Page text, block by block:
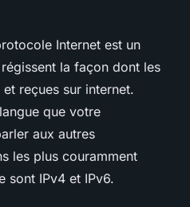
Internet est un
la façon dont les
reçues sur internet.
que votre
aux autres
les plus couramment
sont IPv4 et IPv6.